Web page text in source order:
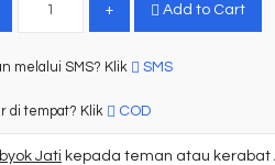
+ Add to Cart
melalui SMS? Klik SMS
di tempat? Klik COD
Jati kepada teman atau kerabat